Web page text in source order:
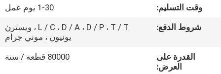
الجودة
اتصل
وقت التسليم:
1-30 يوم عمل
شروط الدفع:
L / C ، D / A ، D / P ، T / T ، ويسترن
يونيون ، موني جرام
القدرة على
العرض:
80000 قطعة / سنة